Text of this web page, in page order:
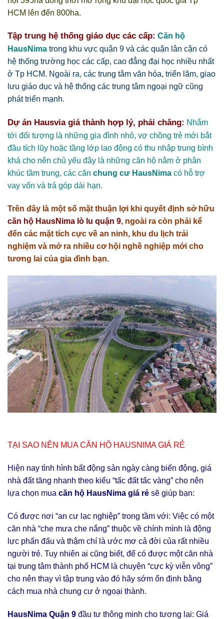
HCM lên đến 800ha.
Tập trung hệ thống giáo dục các cấp: Căn hộ
HausNima trong khu vực quận 9 và các quận lân cận có
hệ thống trường học các cấp, cao đẳng đại học nhiều nhất
ở Tp HCM. Ngoài ra, các trung tâm văn hóa, triển lãm, giao
lưu giáo dục và hệ thống các trung tâm ngoại ngữ cũng
phát triển mạnh.
Dự án Hausviagiá thành hợp lý, phải chăng: Nhắm
tới đối tượng là những gia đình nhỏ, vợ chồng trẻ mới bắt
đầu tích lũy hoặc tầng lớp lao động có thu nhập trung bình
khá cho nên chủ yếu đây là những căn hộ nằm ở phân
khúc tầm trung, các căn chung cư HausNima có hỗ trợ
vay vốn và trả góp dài hạn.
Trên đây là một số mặt thuận lợi khi quyết định sở hữu
căn hộ HausNima lò lu quận 9, ngoài ra còn phải kể
đến các mặt tích cực về an ninh, khu du lịch trải
nghiệm và mở ra nhiều cơ hội nghề nghiệp mới cho
tương lai của gia đình bạn.
TẠI SAO NÊN MUA CĂN HỘ HAUSNIMA GIÁ RẺ
Hiện nay tình hình bất động sản ngày càng biến động, giá
nhà đất tăng nhanh theo kiểu “tấc đất tấc vàng” cho nên
lựa chọn mua căn hộ HausNima giá rẻ sẽ giúp bạn:
Có được nơi “an cư lạc nghiệp” trong tầm với: Việc có một
căn nhà “che mưa che nắng” thuộc về chính mình là động
lực phấn đấu và thậm chí là ước mơ cả đời của rất nhiều
người trẻ. Tuy nhiên ai cũng biết, để có được một căn nhà
tại trung tâm thành phố HCM là chuyện “cực kỳ viễn vông”
cho nên thay vì tập trung vào đó hãy sớm ổn định bằng
cách mua nhà chung cư ở ngoại thành.
HausNima Quận 9 đầu tư thông minh cho tương lai: Giá